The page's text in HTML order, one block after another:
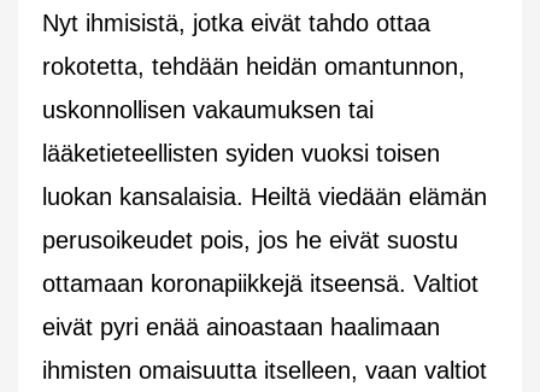
Nyt ihmisistä, jotka eivät tahdo ottaa
rokotetta, tehdään heidän omantunnon,
uskonnollisen vakaumuksen tai
lääketieteellisten syiden vuoksi toisen
luokan kansalaisia. Heiltä viedään elämän
perusoikeudet pois, jos he eivät suostu
ottamaan koronapiikkejä itseensä. Valtiot
eivät pyri enää ainoastaan haalimaan
ihmisten omaisuutta itselleen, vaan valtiot